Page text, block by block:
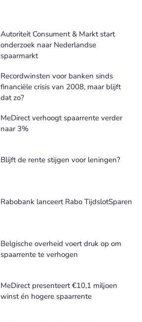
Autoriteit Consument & Markt start
onderzoek naar Nederlandse
spaarmarkt
Recordwinsten voor banken sinds
financiële crisis van 2008, maar blijft
dat zo?
MeDirect verhoogt spaarrente verder
naar 3%
Blijft de rente stijgen voor leningen?
Rabobank lanceert Rabo TijdslotSparen
Belgische overheid voert druk op om
spaarrente te verhogen
MeDirect presenteert €10,1 miljoen
winst én hogere spaarrente